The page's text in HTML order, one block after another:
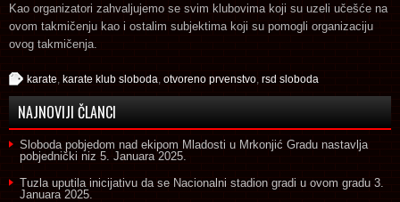
Kao organizatori zahvaljujemo se svim klubovima koji su uzeli učešće na
ovom takmičenju kao i ostalim subjektima koji su pomogli organizaciju
ovog takmičenja.
karate karate klub sloboda otvoreno prvenstvo rsd sloboda
NAJNOVIJI ČLANCI
Sloboda pobjedom nad ekipom Mladosti u Mrkonjić Gradu nastavlja
pobjednički niz 5. Januara 2025.
Tuzla uputila inicijativu da se Nacionalni stadion gradi u ovom gradu 3.
Januara 2025.